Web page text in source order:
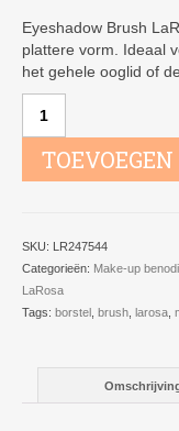
Eyeshadow Brush
plattere vorm. Ideaal
het gehele ooglid of
Brush
aantal
SKU: LR247544
Categorieën: Make-up
LaRosa
Tags: borstel brush larosa